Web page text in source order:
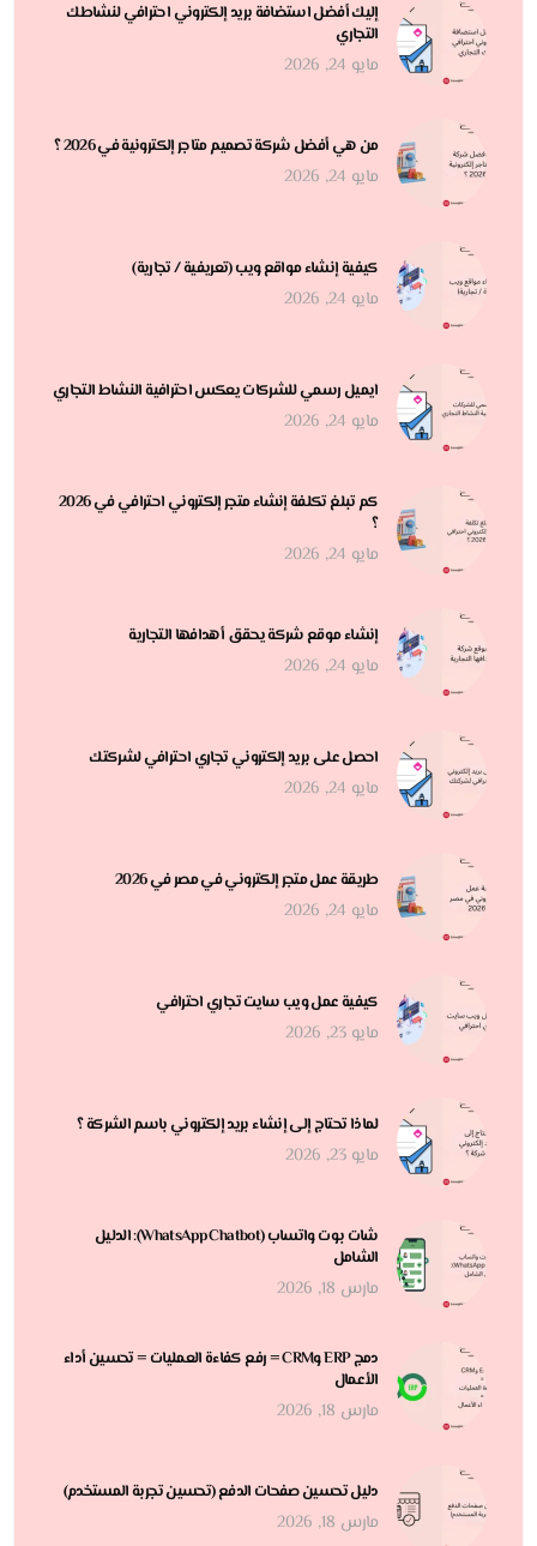
إليك أفضل استضافة بريد إلكتروني احترافي لنشاطك
التجاري
مايو 24, 2026
من هي أفضل شركة تصميم متاجر إلكترونية في 2026 ؟
مايو 24, 2026
كيفية إنشاء مواقع ويب (تعريفية / تجارية)
مايو 24, 2026
ايميل رسمي للشركات يعكس احترافية النشاط التجاري
مايو 24, 2026
كم تبلغ تكلفة إنشاء متجر إلكتروني احترافي في 2026
؟
مايو 24, 2026
إنشاء موقع شركة يحقق أهدافها التجارية
مايو 24, 2026
احصل على بريد إلكتروني تجاري احترافي لشركتك
مايو 24, 2026
طريقة عمل متجر إلكتروني في مصر في 2026
مايو 24, 2026
كيفية عمل ويب سايت تجاري احترافي
مايو 23, 2026
لماذا تحتاج إلى إنشاء بريد إلكتروني باسم الشركة ؟
مايو 23, 2026
شات بوت واتساب (WhatsApp Chatbot): الدليل
الشامل
مارس 18, 2026
دمج ERP وCRM = رفع كفاءة العمليات = تحسين أداء
الأعمال
مارس 18, 2026
دليل تحسين صفحات الدفع (تحسين تجربة المستخدم)
مارس 18, 2026